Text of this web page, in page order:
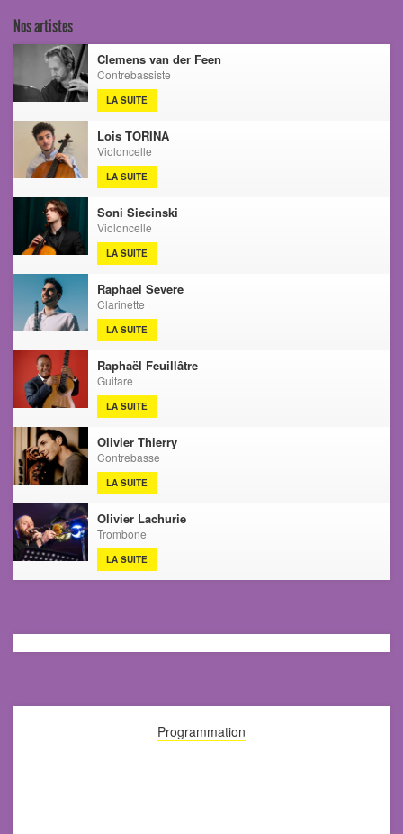
Nos artistes
Clemens van der Feen
Contrebassiste
LA SUITE
Lois TORINA
Violoncelle
LA SUITE
Soni Siecinski
Violoncelle
LA SUITE
Raphael Severe
Clarinette
LA SUITE
Raphaël Feuillâtre
Guitare
LA SUITE
Olivier Thierry
Contrebasse
LA SUITE
Olivier Lachurie
Trombone
LA SUITE
Programmation